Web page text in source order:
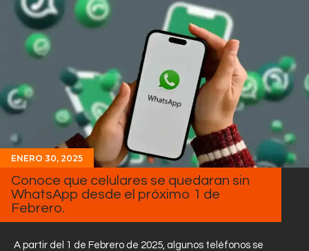
ENERO 30, 2025
Conoce que celulares se quedaran sin
WhatsApp desde el próximo 1 de
Febrero.
A partir del 1 de Febrero de 2025, algunos teléfonos se